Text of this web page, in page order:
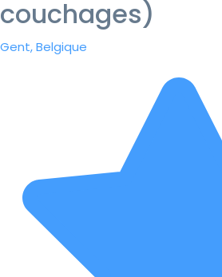
couchages)
Gent, Belgique